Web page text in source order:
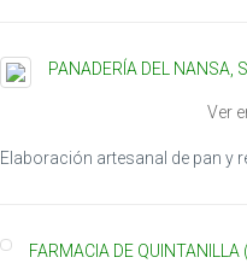
PANADERÍA DEL NANSA,
Ver
Elaboración artesanal de pan y
FARMACIA DE